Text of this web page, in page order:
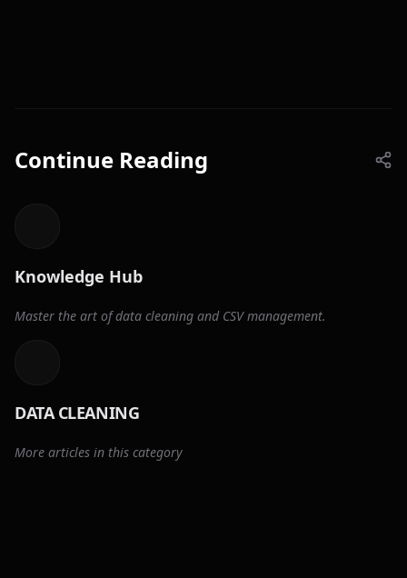
Continue Reading
Knowledge Hub
Master the art of data cleaning and CSV management.
DATA CLEANING
More articles in this category